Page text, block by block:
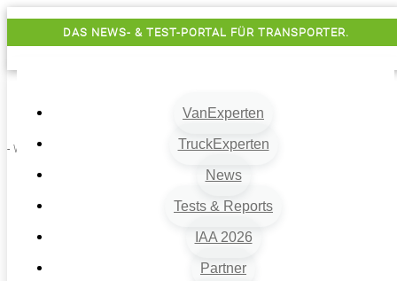
DAS NEWS- & TEST-PORTAL FÜR TRANSPORTER.
VanExperten
TruckExperten
News
Tests & Reports
IAA 2026
Partner
- Werbung -